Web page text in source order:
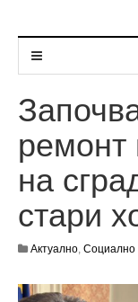
ремонт
на
стари
Актуално, Социално